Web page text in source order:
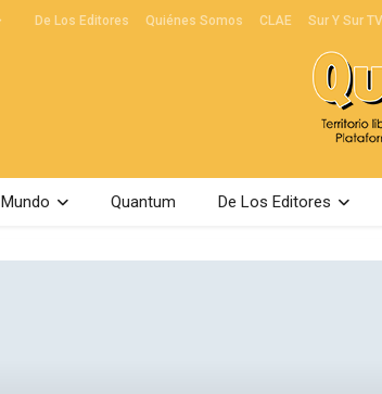
De Los Editores Quiénes Somos CLAE Sur Y Sur TV
Mundo Quantum De Los Editores